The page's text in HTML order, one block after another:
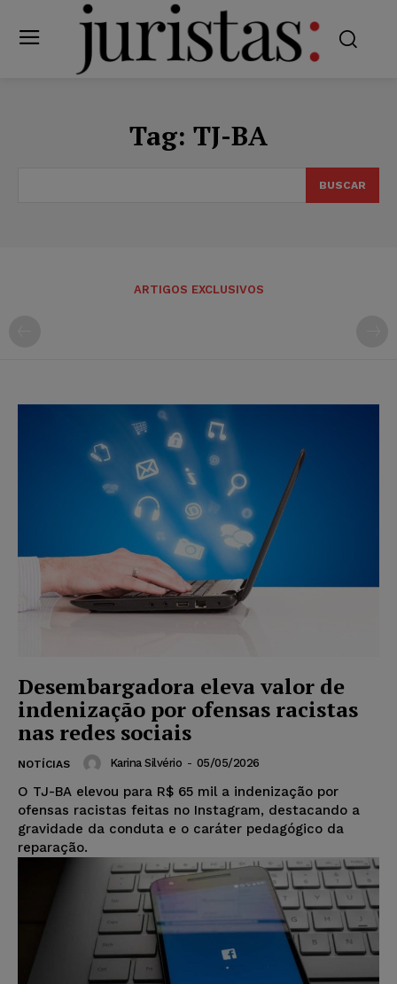
Tag: TJ-BA
BUSCAR
ARTIGOS EXCLUSIVOS
Desembargadora eleva valor de
indenização por ofensas racistas
nas redes sociais
NOTÍCIAS Karina Silvério - 05/05/2026
O TJ-BA elevou para R$ 65 mil a indenização por
ofensas racistas feitas no Instagram, destacando a
gravidade da conduta e o caráter pedagógico da
reparação.